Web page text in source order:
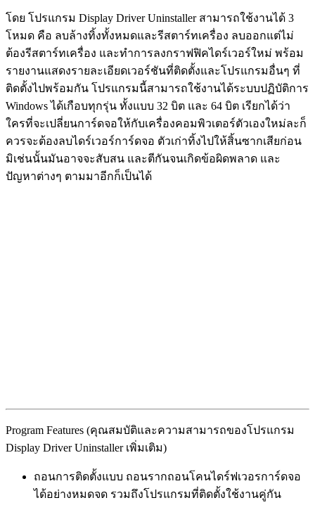
โดย โปรแกรม Display Driver Uninstaller สามารถใช้งานได้ 3
โหมด คือ ลบล้างทิ้งทั้งหมดและรีสตาร์ทเครื่อง ลบออกแต่ไม่
ต้องรีสตาร์ทเครื่อง และทำการลงกราฟฟิคไดร์เวอร์ใหม่ พร้อม
รายงานแสดงรายละเอียดเวอร์ชันที่ติดตั้งและโปรแกรมอื่นๆ ที่
ติดตั้งไปพร้อมกัน โปรแกรมนี้สามารถใช้งานได้ระบบปฏิบัติการ
Windows ได้เกือบทุกรุ่น ทั้งแบบ 32 บิต และ 64 บิต เรียกได้ว่า
ใครที่จะเปลี่ยนการ์ดจอให้กับเครื่องคอมพิวเตอร์ตัวเองใหม่ละก็
ควรจะต้องลบไดร์เวอร์การ์ดจอ ตัวเก่าทิ้งไปให้สิ้นซากเสียก่อน
มิเช่นนั้นมันอาจจะสับสน และตีกันจนเกิดข้อผิดพลาด และ
ปัญหาต่างๆ ตามมาอีกก็เป็นได้
Program Features (คุณสมบัติและความสามารถของโปรแกรม
Display Driver Uninstaller เพิ่มเติม)
ถอนการติดตั้งแบบ ถอนรากถอนโคนไดร์ฟเวอรการ์ดจอ
ได้อย่างหมดจด รวมถึงโปรแกรมที่ติดตั้งใช้งานคู่กัน